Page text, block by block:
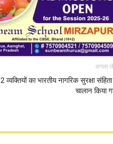
अगला
व्यक्तियों का भारतीय नागरिक सुरक्षा
चालान किया